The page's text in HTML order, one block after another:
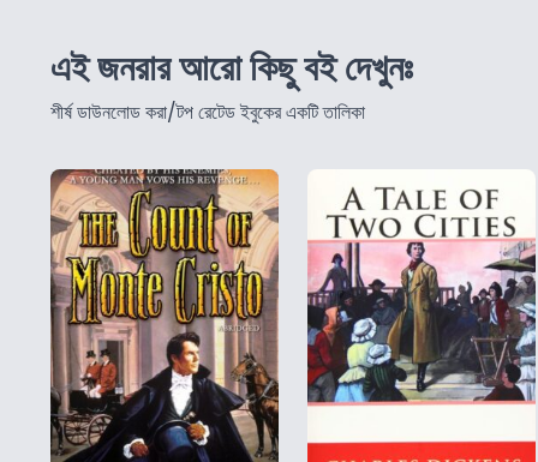
এই জনরার আরো কিছু বই দেখুনঃ
শীর্ষ ডাউনলোড করা/টপ রেটেড ইবুকের একটি তালিকা